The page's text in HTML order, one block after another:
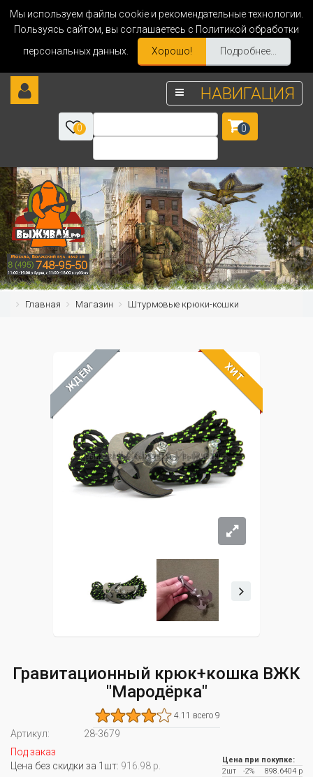
Мы используем файлы cookie и рекомендательные технологии.
Пользуясь сайтом, вы соглашаетесь с Политикой обработки
персональных данных.
Хорошо! Подробнее...
НАВИГАЦИЯ
0 0
Главная Магазин Штурмовые крюки-кошки
ЖДЁМ ХИТ
Гравитационный крюк+кошка ВЖК
"Мародёрка"
4.11 всего 9
Артикул:
28-3679
Под заказ
Цена без скидки за 1шт: 916.98 р.
Цена при покупке:
2шт
-2%
898.6404 р